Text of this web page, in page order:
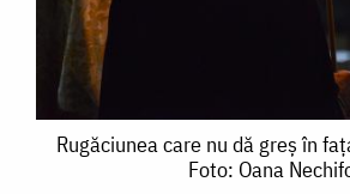
Rugăciunea
Rugăciunea care nu dă greș în
Foto: Oana